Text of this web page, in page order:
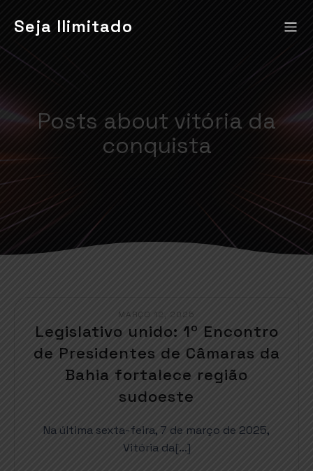
Seja Ilimitado
Posts about vitória da
conquista
MARÇO 12, 2025
Legislativo unido: 1º Encontro
de Presidentes de Câmaras da
Bahia fortalece região
sudoeste
Na última sexta-feira, 7 de março de 2025,
Vitória da[…]